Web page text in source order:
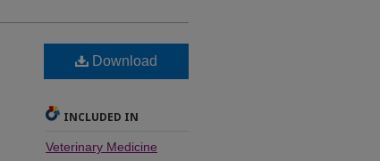
Download
INCLUDED IN
Veterinary Medicine